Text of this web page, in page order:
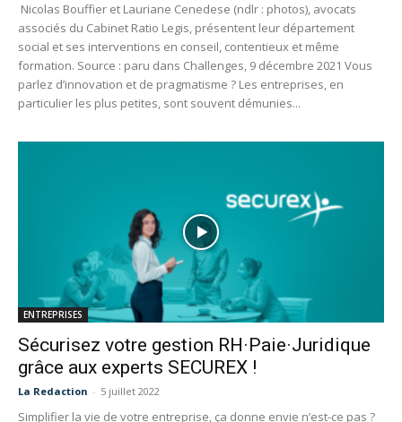
Nicolas Bouffier et Lauriane Cenedese (ndlr : photos), avocats
associés du Cabinet Ratio Legis, présentent leur département
social et ses interventions en conseil, contentieux et même
formation. Source : paru dans Challenges, 9 décembre 2021 Vous
parlez d’innovation et de pragmatisme ? Les entreprises, en
particulier les plus petites, sont souvent démunies...
ENTREPRISES
Sécurisez votre gestion RH·Paie·Juridique
grâce aux experts SECUREX !
La Redaction - 5 juillet 2022
Simplifier la vie de votre entreprise, ça donne envie n’est-ce pas ?